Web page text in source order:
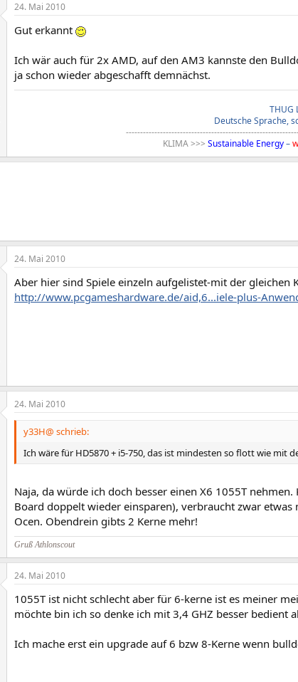
24. Mai 2010
Gut erkannt
Ich wär auch für 2x AMD, auf den AM3 kannste den
ja schon wieder abgeschafft demnächst.
THUG
Deutsche Sprache,
KLIMA >>> Sustainable Energy–
24. Mai 2010
Aber hier sind Spiele einzeln aufgelistet-mit der gleichen
http://www.pcgameshardware.de/aid,6...iele-plus-
24. Mai 2010
y33H@ schrieb:
Ich wäre für HD5870 + i5-750, das ist mindesten so flott wie mit
Naja, da würde ich doch besser einen X6 1055T
Board doppelt wieder einsparen), verbraucht zwar
Ocen. Obendrein gibts 2 Kerne mehr!
Gruß Athlonscout
24. Mai 2010
1055T ist nicht schlecht aber für 6-kerne ist es meiner
möchte bin ich so denke ich mit 3,4 GHZ besser bedient
Ich mache erst ein upgrade auf 6 bzw 8-Kerne wenn